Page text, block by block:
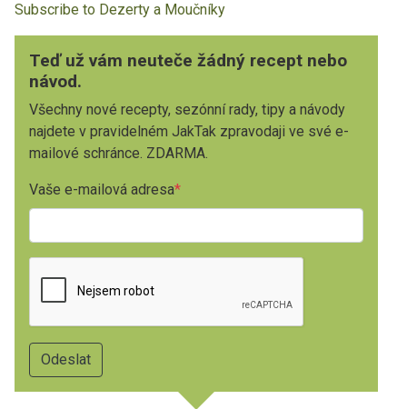
Subscribe to Dezerty a Moučníky
Teď už vám neuteče žádný recept nebo
návod.
Všechny nové recepty, sezónní rady, tipy a návody
najdete v pravidelném JakTak zpravodaji ve své e-
mailové schránce. ZDARMA.
Vaše e-mailová adresa